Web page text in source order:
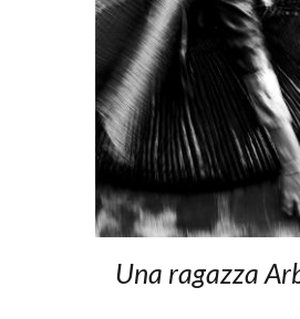
Una ragazza